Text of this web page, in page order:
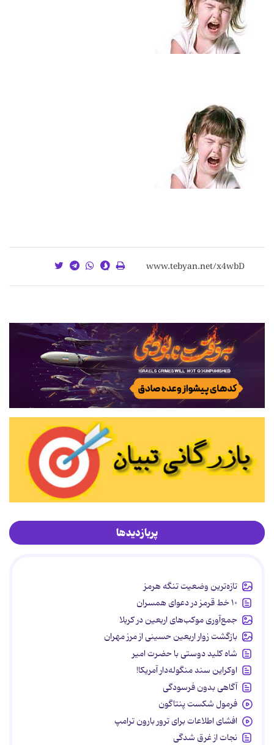
پربازدیدها
تازه‌ترین وضعیت تنگه هرمز
۱۰ خط قرمز در دعوای همسران
جمع‌آوری موکب‌های اربعین در کربلا
بازگشت زوار اربعین حسینی از مرز مهران
شاه کلید دوستی با حضرت امیر
اوکراین سند منگوله‌دار آمریکا!
آگاهی بدون فرسودگی
فرمول شکست پنتاگون
افشای اطلاعات برای ترور بارون ترامپ
نجات از غرق شدگی